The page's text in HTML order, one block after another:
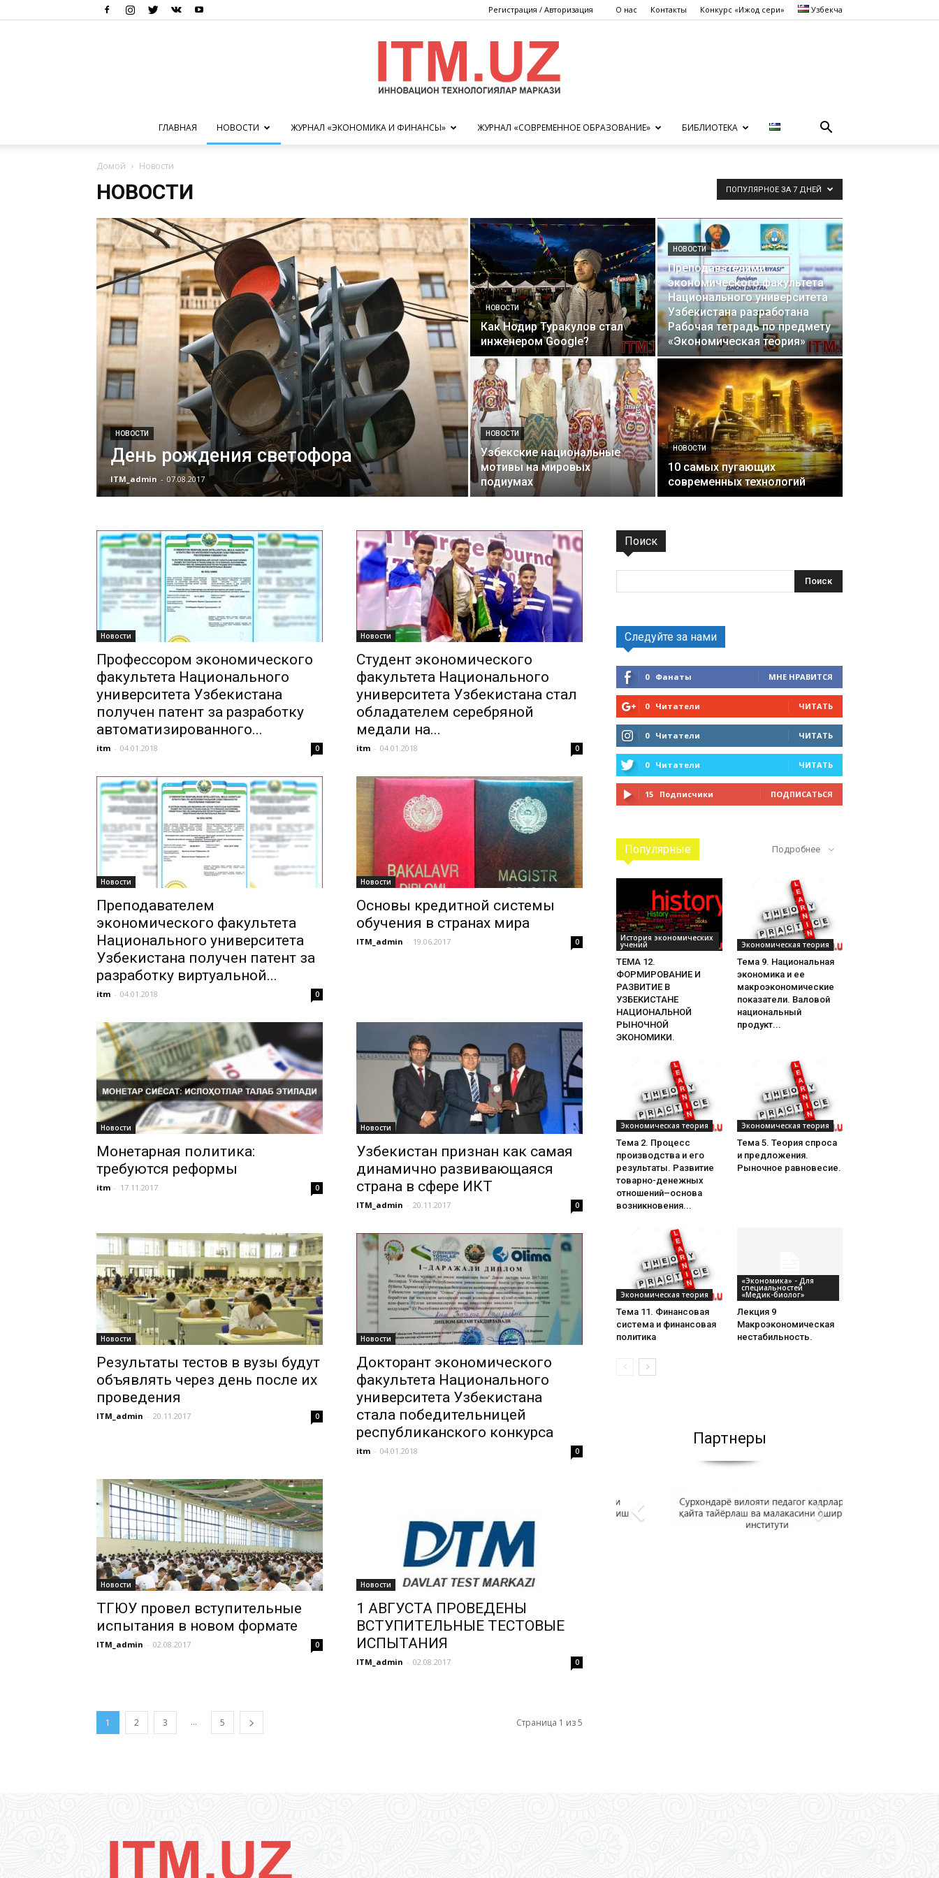
Регистрация / Авторизация О нас Контакты Конкурс «Ижод сеҳри» Узбекча
инновационных
технологий
ГЛАВНАЯ НОВОСТИ ЖУРНАЛ «ЭКОНОМИКА И ФИНАНСЫ» ЖУРНАЛ «СОВРЕМЕННОЕ ОБРАЗОВАНИЕ» БИБЛИОТЕКА
Домой Новости
НОВОСТИ ПОПУЛЯРНОЕ ЗА 7 ДНЕЙ
НОВОСТИ
День рождения светофора
ITM_admin - 07.08.2017
НОВОСТИ
Как Нодир Туракулов стал
инженером Google?
НОВОСТИ
Преподавателями
экономического факультета
Национального университета
Узбекистана разработана
Рабочая тетрадь по предмету
«Экономическая теория»
НОВОСТИ
Узбекские национальные
мотивы на мировых
подиумах
НОВОСТИ
10 самых пугающих
современных технологий
Новости
Профессором экономического
факультета Национального
университета Узбекистана
получен патент за разработку
автоматизированного...
itm - 04.01.2018 0
Новости
Студент экономического
факультета Национального
университета Узбекистана стал
обладателем серебряной
медали на...
itm - 04.01.2018 0
Новости
Преподавателем
экономического факультета
Национального университета
Узбекистана получен патент за
разработку виртуальной...
itm - 04.01.2018 0
Новости
Основы кредитной системы
обучения в странах мира
ITM_admin - 19.06.2017 0
Новости
Монетарная политика:
требуются реформы
itm - 17.11.2017 0
Новости
Узбекистан признан как самая
динамично развивающаяся
страна в сфере ИКТ
ITM_admin - 20.11.2017 0
Новости
Результаты тестов в вузы будут
объявлять через день после их
проведения
ITM_admin - 20.11.2017 0
Новости
Докторант экономического
факультета Национального
университета Узбекистана
стала победительницей
республиканского конкурса
itm - 04.01.2018 0
Новости
ТГЮУ провел вступительные
испытания в новом формате
ITM_admin - 02.08.2017 0
Новости
1 АВГУСТА ПРОВЕДЕНЫ
ВСТУПИТЕЛЬНЫЕ ТЕСТОВЫЕ
ИСПЫТАНИЯ
ITM_admin - 02.08.2017 0
1 2 3 ... 5 Страница 1 из 5
Поиск
Следуйте за нами
0 Фанаты МНЕ НРАВИТСЯ
0 Читатели ЧИТАТЬ
0 Читатели ЧИТАТЬ
0 Читатели ЧИТАТЬ
15 Подписчики ПОДПИСАТЬСЯ
Популярные Подробнее
История экономических
учений
ТЕМА 12.
ФОРМИРОВАНИЕ И
РАЗВИТИЕ В
УЗБЕКИСТАНЕ
НАЦИОНАЛЬНОЙ
РЫНОЧНОЙ
ЭКОНОМИКИ.
Экономическая теория
Тема 9. Национальная
экономика и ее
макроэкономические
показатели. Валовой
национальный
продукт...
Экономическая теория
Тема 2. Процесс
производства и его
результаты. Развитие
товарно-денежных
отношений–основа
возникновения...
Экономическая теория
Тема 5. Теория спроса
и предложения.
Рыночное равновесие.
Экономическая теория
Тема 11. Финансовая
система и финансовая
политика
«Экономика» - Для
специальностей
«Медик-биолог»
Лекция 9
Макроэкономическая
нестабильность.
Партнеры